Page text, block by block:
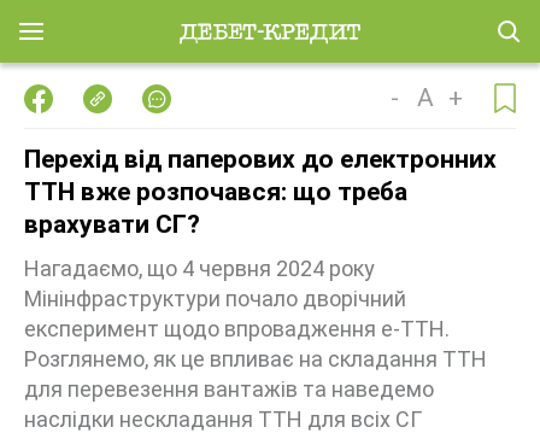
- A +
Перехід від паперових до електронних
ТТН вже розпочався: що треба
врахувати СГ?
Нагадаємо, що 4 червня 2024 року
Мінінфраструктури почало дворічний
експеримент щодо впровадження е-ТТН.
Розглянемо, як це впливає на складання ТТН
для перевезення вантажів та наведемо
наслідки нескладання ТТН для всіх СГ